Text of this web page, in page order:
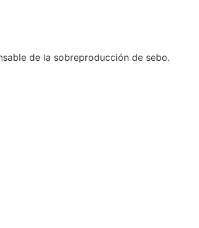
de la sobreproducción de sebo.